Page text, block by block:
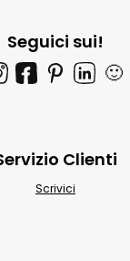
Seguici sui!
🙂
Clienti
Scrivici